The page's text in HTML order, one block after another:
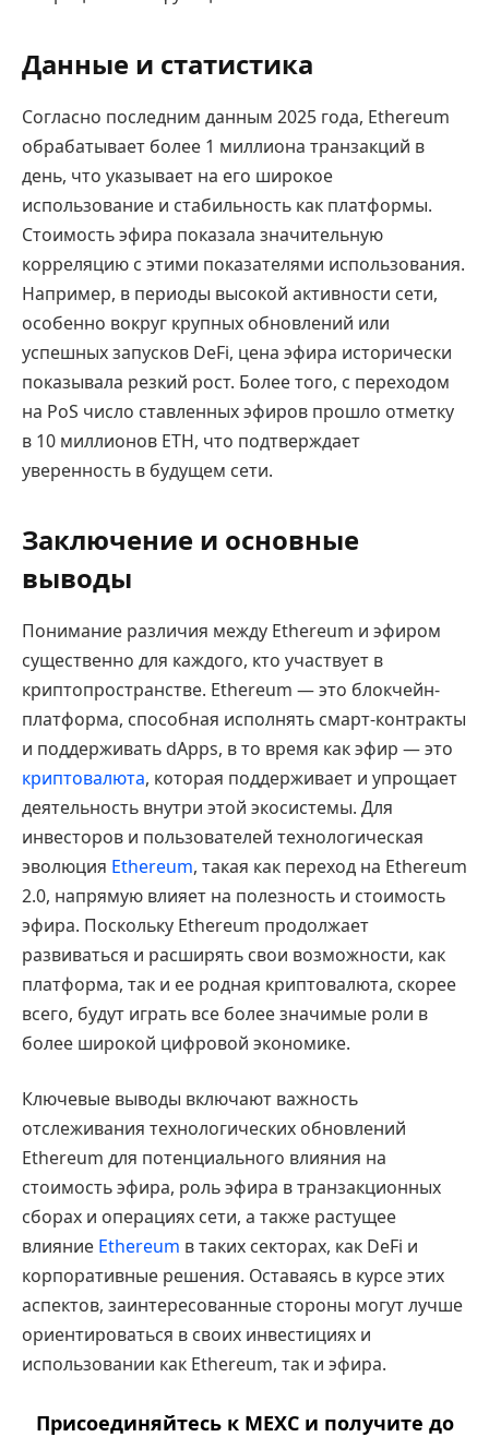
Данные и статистика
Согласно последним данным 2025 года, Ethereum
обрабатывает более 1 миллиона транзакций в
день, что указывает на его широкое
использование и стабильность как платформы.
Стоимость эфира показала значительную
корреляцию с этими показателями использования.
Например, в периоды высокой активности сети,
особенно вокруг крупных обновлений или
успешных запусков DeFi, цена эфира исторически
показывала резкий рост. Более того, с переходом
на PoS число ставленных эфиров прошло отметку
в 10 миллионов ETH, что подтверждает
уверенность в будущем сети.
Заключение и основные
выводы
Понимание различия между Ethereum и эфиром
существенно для каждого, кто участвует в
криптопространстве. Ethereum — это блокчейн-
платформа, способная исполнять смарт-контракты
и поддерживать dApps, в то время как эфир — это
криптовалюта, которая поддерживает и упрощает
деятельность внутри этой экосистемы. Для
инвесторов и пользователей технологическая
эволюция Ethereum, такая как переход на Ethereum
2.0, напрямую влияет на полезность и стоимость
эфира. Поскольку Ethereum продолжает
развиваться и расширять свои возможности, как
платформа, так и ее родная криптовалюта, скорее
всего, будут играть все более значимые роли в
более широкой цифровой экономике.
Ключевые выводы включают важность
отслеживания технологических обновлений
Ethereum для потенциального влияния на
стоимость эфира, роль эфира в транзакционных
сборах и операциях сети, а также растущее
влияние Ethereum в таких секторах, как DeFi и
корпоративные решения. Оставаясь в курсе этих
аспектов, заинтересованные стороны могут лучше
ориентироваться в своих инвестициях и
использовании как Ethereum, так и эфира.
Присоединяйтесь к MEXC и получите до